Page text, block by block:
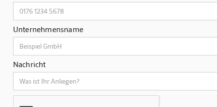
Unternehmensname
Nachricht